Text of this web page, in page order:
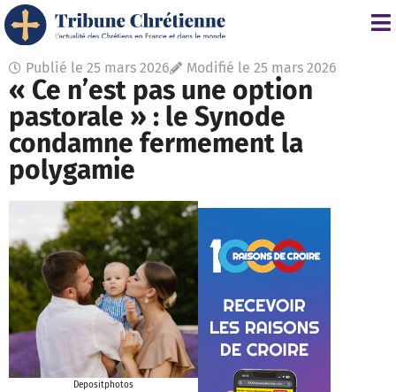
Publié le 25 mars 2026 Modifié le 25 mars 2026
« Ce n’est pas une option
pastorale » : le Synode
condamne fermement la
polygamie
Depositphotos